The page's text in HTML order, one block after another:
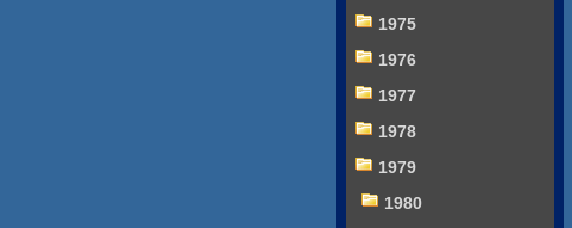
1975
1976
1977
1978
1979
1980